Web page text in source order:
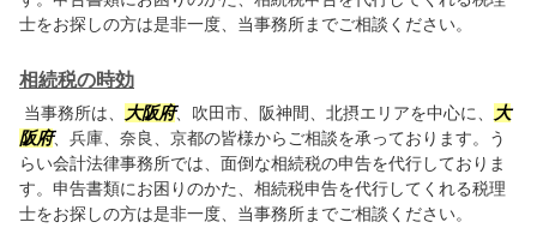
士をお探しの方は是非一度、当事務所までご相談ください。
相続税の時効
当事務所は、 大阪府、吹田市、阪神間、北摂エリアを中心に、
大
阪府、兵庫、奈良、京都の皆様からご相談を承っております。う
らい会計法律事務所では、面倒な相続税の申告を代行しておりま
す。申告書類にお困りのかた、相続税申告を代行してくれる税理
士をお探しの方は是非一度、当事務所までご相談ください。